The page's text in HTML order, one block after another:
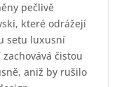
pečlivě
které odrážejí
setu luxusní
čistou
aniž by rušilo